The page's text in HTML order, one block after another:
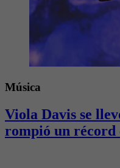
Música
Viola Davis se
rompió un récord